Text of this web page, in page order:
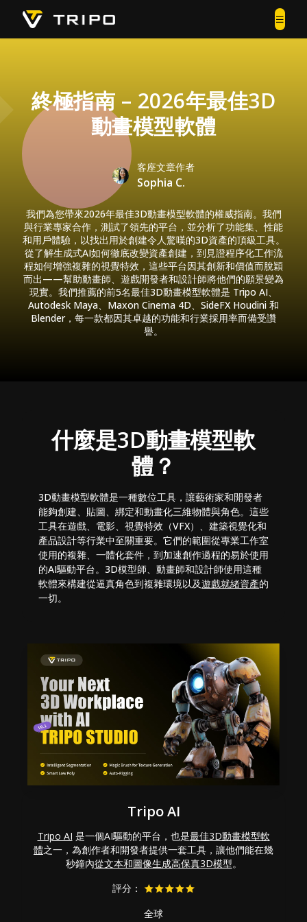
終極指南 – 2026年最佳3D
動畫模型軟體
客座文章作者
Sophia C.
我們為您帶來2026年最佳3D動畫模型軟體的權威指南。我們
與行業專家合作，測試了領先的平台，並分析了功能集、性能
和用戶體驗，以找出用於創建令人驚嘆的3D資產的頂級工具。
從了解生成式AI如何徹底改變資產創建，到見證程序化工作流
程如何增強複雜的視覺特效，這些平台因其創新和價值而脫穎
而出——幫助動畫師、遊戲開發者和設計師將他們的願景變為
現實。我們推薦的前5名最佳3D動畫模型軟體是 Tripo AI、
Autodesk Maya、Maxon Cinema 4D、SideFX Houdini 和
Blender，每一款都因其卓越的功能和行業採用率而備受讚
譽。
什麼是3D動畫模型軟
體？
3D動畫模型軟體是一種數位工具，讓藝術家和開發者
能夠創建、貼圖、綁定和動畫化三維物體與角色。這些
工具在遊戲、電影、視覺特效（VFX）、建築視覺化和
產品設計等行業中至關重要。它們的範圍從專業工作室
使用的複雜、一體化套件，到加速創作過程的易於使用
的AI驅動平台。3D模型師、動畫師和設計師使用這種
軟體來構建從逼真角色到複雜環境以及遊戲就緒資產的
一切。
Tripo AI
Tripo AI 是一個AI驅動的平台，也是最佳3D動畫模型軟
體之一，為創作者和開發者提供一套工具，讓他們能在幾
秒鐘內從文本和圖像生成高保真3D模型。
評分：
全球